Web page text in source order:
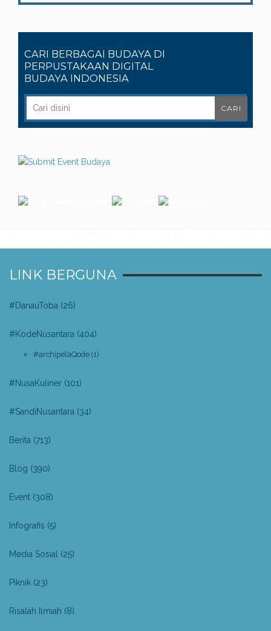
CARI BERBAGAI BUDAYA DI
PERPUSTAKAAN DIGITAL
BUDAYA INDONESIA
LINK BERGUNA
#DanauToba (26)
#KodeNusantara (404)
#archipelaQode (1)
#NusaKuliner (101)
#SandiNusantara (34)
Berita (713)
Blog (390)
Event (308)
Infografis (5)
Media Sosial (25)
Piknik (23)
Risalah Ilmiah (8)